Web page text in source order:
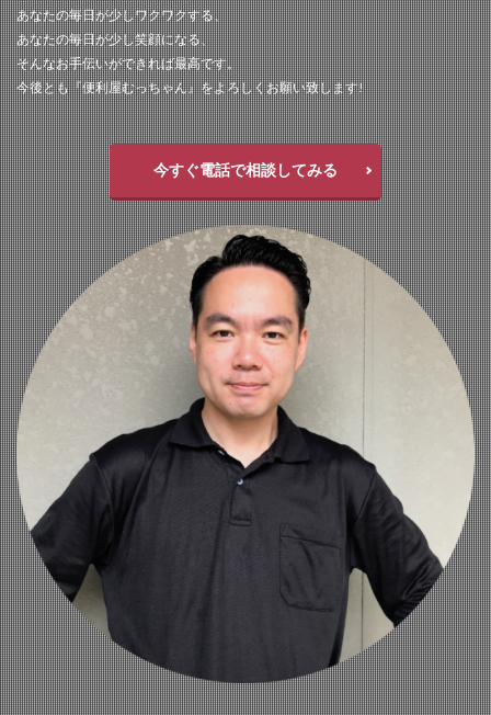
あなたの毎日が少しワクワクする、
あなたの毎日が少し笑顔になる、
そんなお手伝いができれば最高です。
今後とも『便利屋むっちゃん』をよろしくお願い致します!
今すぐ電話で相談してみる